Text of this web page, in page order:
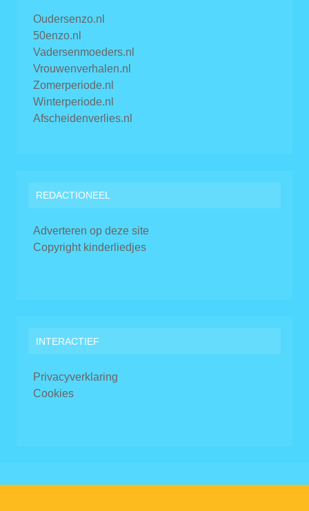
Oudersenzo.nl
50enzo.nl
Vadersenmoeders.nl
Vrouwenverhalen.nl
Zomerperiode.nl
Winterperiode.nl
Afscheidenverlies.nl
REDACTIONEEL
Adverteren op deze site
Copyright kinderliedjes
INTERACTIEF
Privacyverklaring
Cookies